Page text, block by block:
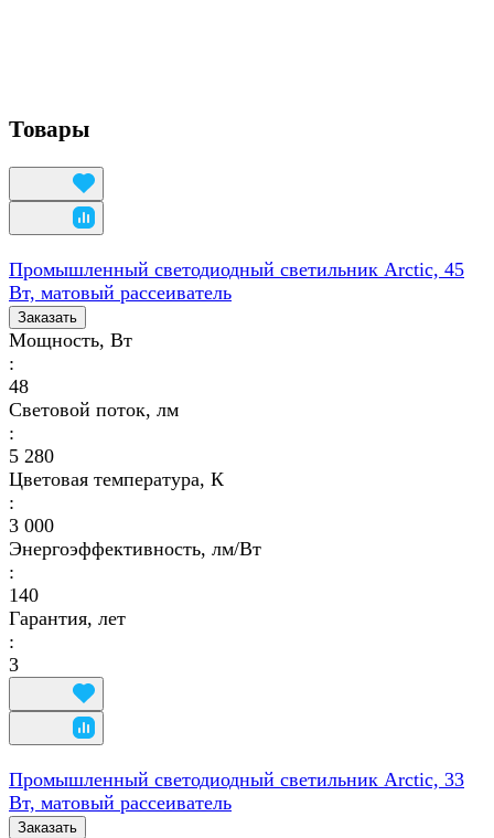
Товары
Промышленный светодиодный светильник Arctic, 45
Вт, матовый рассеиватель
Заказать
Мощность, Вт
:
48
Световой поток, лм
:
5 280
Цветовая температура, К
:
3 000
Энергоэффективность, лм/Вт
:
140
Гарантия, лет
:
3
Промышленный светодиодный светильник Arctic, 33
Вт, матовый рассеиватель
Заказать